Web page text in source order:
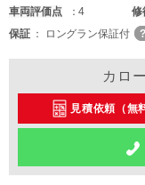
車両評価点 4 修
保証
ロングラン保証付
カロ
見積依頼（無